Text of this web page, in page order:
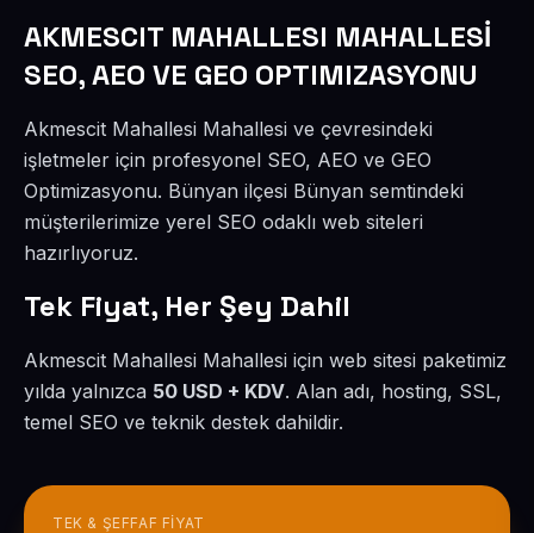
AKMESCIT MAHALLESI MAHALLESİ
SEO, AEO VE GEO OPTIMIZASYONU
Akmescit Mahallesi Mahallesi ve çevresindeki
işletmeler için profesyonel SEO, AEO ve GEO
Optimizasyonu. Bünyan ilçesi Bünyan semtindeki
müşterilerimize yerel SEO odaklı web siteleri
hazırlıyoruz.
Tek Fiyat, Her Şey Dahil
Akmescit Mahallesi Mahallesi için web sitesi paketimiz
yılda yalnızca 50 USD + KDV. Alan adı, hosting, SSL,
temel SEO ve teknik destek dahildir.
TEK & ŞEFFAF FIYAT